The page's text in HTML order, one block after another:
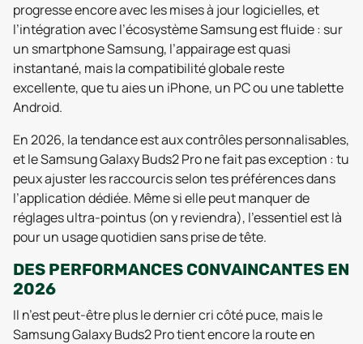
progresse encore avec les mises à jour logicielles, et
l’intégration avec l’écosystème Samsung est fluide : sur
un smartphone Samsung, l’appairage est quasi
instantané, mais la compatibilité globale reste
excellente, que tu aies un iPhone, un PC ou une tablette
Android.
En 2026, la tendance est aux contrôles personnalisables,
et le Samsung Galaxy Buds2 Pro ne fait pas exception : tu
peux ajuster les raccourcis selon tes préférences dans
l’application dédiée. Même si elle peut manquer de
réglages ultra-pointus (on y reviendra), l’essentiel est là
pour un usage quotidien sans prise de tête.
DES PERFORMANCES CONVAINCANTES EN
2026
Il n’est peut-être plus le dernier cri côté puce, mais le
Samsung Galaxy Buds2 Pro tient encore la route en